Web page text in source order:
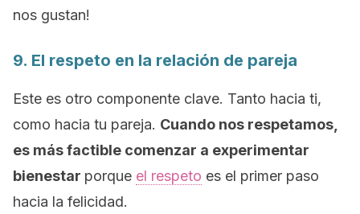
nos gustan!
9. El respeto en la relación de pareja
Este es otro componente clave. Tanto hacia ti,
como hacia tu pareja. Cuando nos respetamos,
es más factible comenzar a experimentar
bienestar porque el respeto es el primer paso
hacia la felicidad.